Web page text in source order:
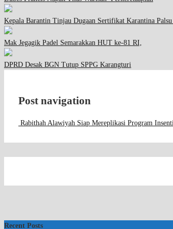
Kepala Barantin Tinjau Dugaan Sertifikat Karantina Palsu
Mak Jegagik Padel Semarakkan HUT ke-81 RI,
DPRD Desak BGN Tutup SPPG Karangturi
Post navigation
Rabithah Alawiyah Siap Mereplikasi Program
Recent Posts